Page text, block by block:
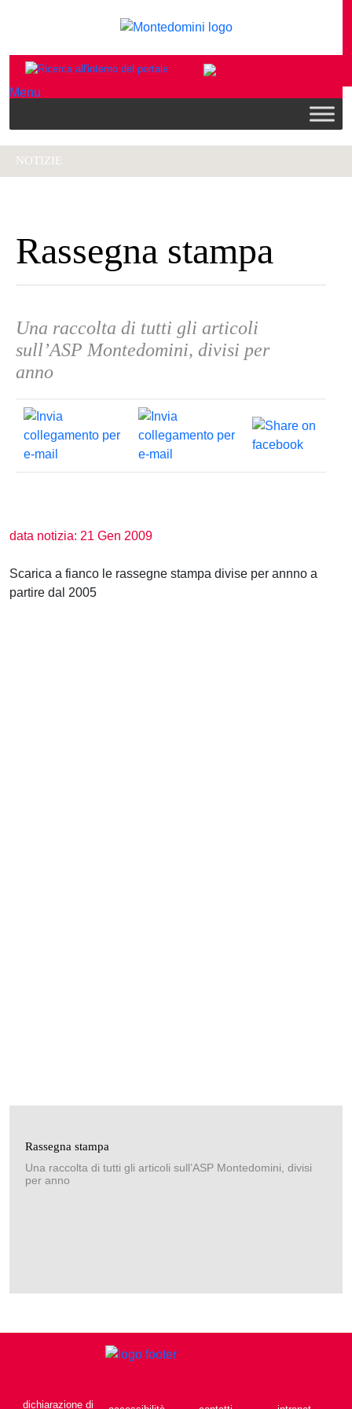
Menu
NOTIZIE
Rassegna stampa
Una raccolta di tutti gli articoli
sull’ASP Montedomini, divisi per
anno
data notizia: 21 Gen 2009
Scarica a fianco le rassegne stampa divise per annno a
partire dal 2005
Rassegna stampa
Una raccolta di tutti gli articoli sull’ASP Montedomini, divisi
per anno
dichiarazione di